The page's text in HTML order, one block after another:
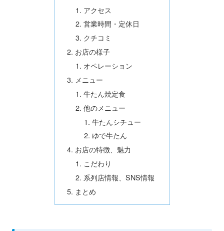
アクセス
営業時間・定休日
クチコミ
お店の様子
オペレーション
メニュー
牛たん焼定食
他のメニュー
牛たんシチュー
ゆで牛たん
お店の特徴、魅力
こだわり
系列店情報、SNS情報
まとめ